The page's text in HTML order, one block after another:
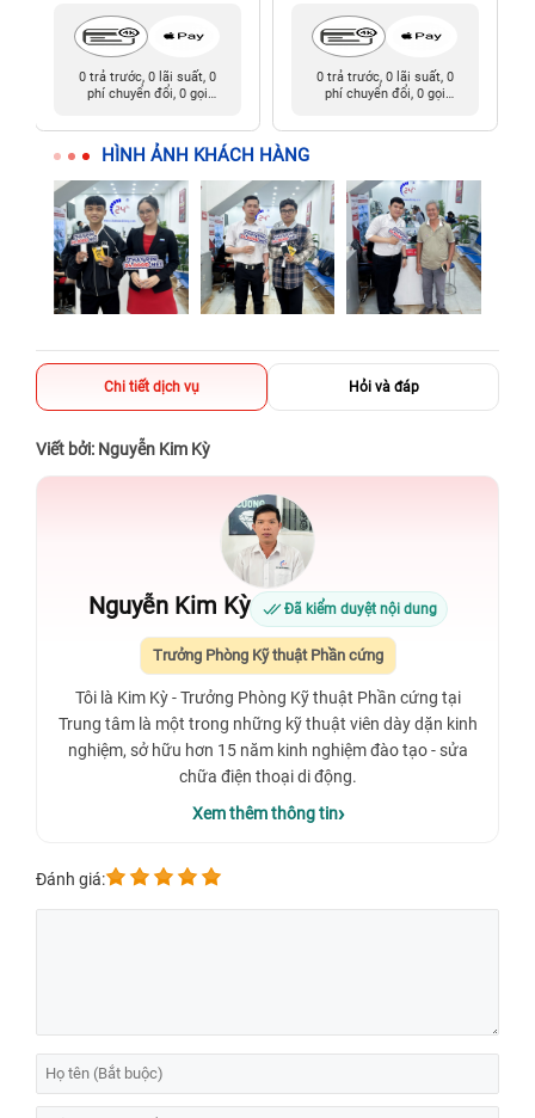
0 trả trước, 0 lãi suất, 0
phí chuyển đổi, 0 gọi
0 trả trước, 0 lãi suất, 0
phí chuyển đổi, 0 gọi
HÌNH ẢNH KHÁCH HÀNG
Chi tiết dịch vụ Hỏi và đáp
Viết bởi: Nguyễn Kim Kỳ
Nguyễn Kim Kỳ Đã kiểm duyệt nội dung
Trưởng Phòng Kỹ thuật Phần cứng
Tôi là Kim Kỳ - Trưởng Phòng Kỹ thuật Phần cứng tại
Trung tâm là một trong những kỹ thuật viên dày dặn kinh
nghiệm, sở hữu hơn 15 năm kinh nghiệm đào tạo - sửa
chữa điện thoại di động.
Xem thêm thông tin
Đánh giá: